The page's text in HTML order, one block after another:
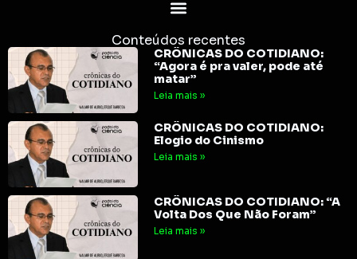
Conteúdos recentes
CRÔNICAS DO COTIDIANO:
“Agora é pra valer, pode até
matar”
Leia mais »
CRÔNICAS DO COTIDIANO:
Elogio do Cinismo
Leia mais »
CRÔNICAS DO COTIDIANO: “A
Volta Dos Que Não Foram”
Leia mais »